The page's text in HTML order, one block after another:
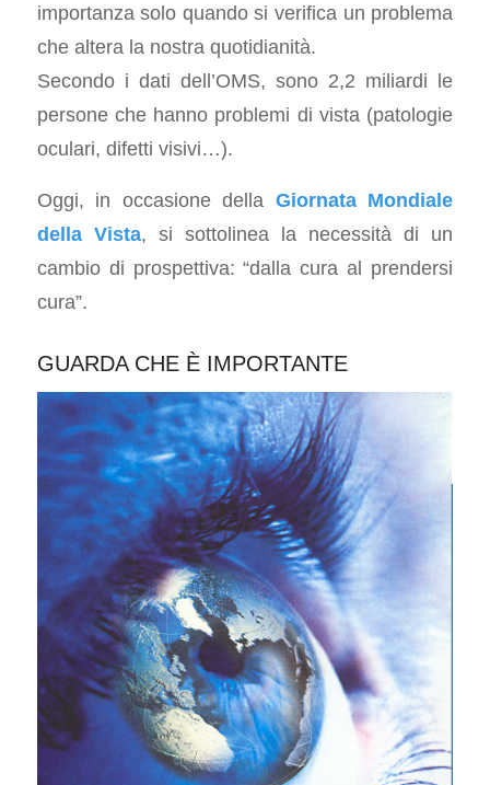
importanza solo quando si verifica un problema
che altera la nostra quotidianità.
Secondo i dati dell’OMS, sono 2,2 miliardi le
persone che hanno problemi di vista (patologie
oculari, difetti visivi…).
Oggi, in occasione della Giornata Mondiale
della Vista, si sottolinea la necessità di un
cambio di prospettiva: “dalla cura al prendersi
cura”.
GUARDA CHE È IMPORTANTE